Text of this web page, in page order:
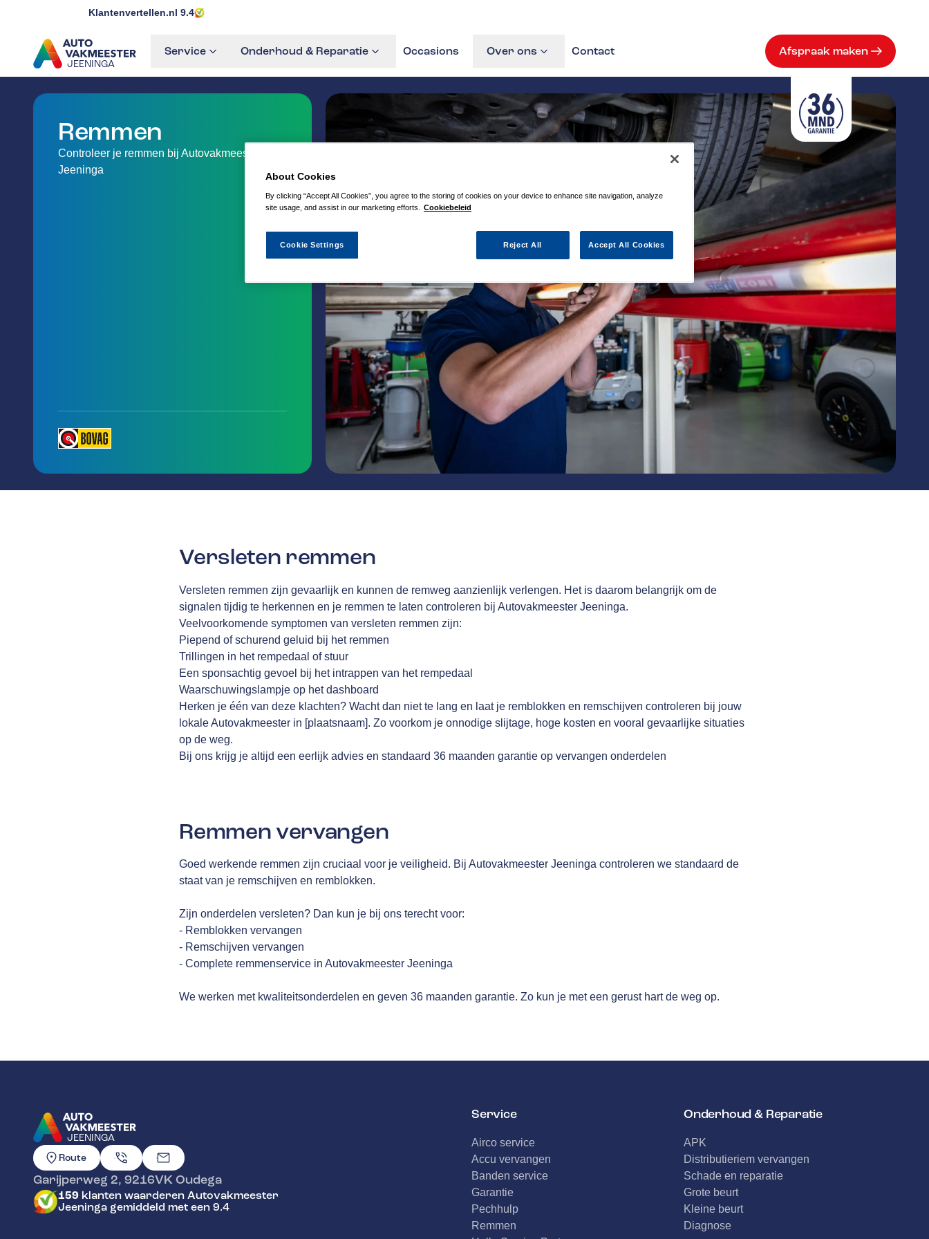
Klantenvertellen.nl 9.4
JEENINGA
GA NAAR DE HOMEPAGINA
Service Onderhoud & Reparatie Occasions Over ons Contact Afspraak maken
Remmen
Controleer je remmen bij Autovakmeester
Jeeninga
Versleten remmen
Versleten remmen zijn gevaarlijk en kunnen de remweg aanzienlijk verlengen. Het is daarom belangrijk om de
signalen tijdig te herkennen en je remmen te laten controleren bij Autovakmeester Jeeninga.
Veelvoorkomende symptomen van versleten remmen zijn:
Piepend of schurend geluid bij het remmen
Trillingen in het rempedaal of stuur
Een sponsachtig gevoel bij het intrappen van het rempedaal
Waarschuwingslampje op het dashboard
Herken je één van deze klachten? Wacht dan niet te lang en laat je remblokken en remschijven controleren bij jouw
lokale Autovakmeester in [plaatsnaam]. Zo voorkom je onnodige slijtage, hoge kosten en vooral gevaarlijke situaties
op de weg.
Bij ons krijg je altijd een eerlijk advies en standaard 36 maanden garantie op vervangen onderdelen
Remmen vervangen
Goed werkende remmen zijn cruciaal voor je veiligheid. Bij Autovakmeester Jeeninga controleren we standaard de
staat van je remschijven en remblokken.
Zijn onderdelen versleten? Dan kun je bij ons terecht voor:
- Remblokken vervangen
- Remschijven vervangen
- Complete remmenservice in Autovakmeester Jeeninga
We werken met kwaliteitsonderdelen en geven 36 maanden garantie. Zo kun je met een gerust hart de weg op.
JEENINGA
GA NAAR DE HOMEPAGINA
Route
Garijperweg 2, 9216VKOudega
159 klanten waarderen Autovakmeester
Jeeninga gemiddeld met een 9.4
Service
Airco service
Accu vervangen
Banden service
Garantie
Pechhulp
Remmen
Onderhoud & Reparatie
APK
Distributieriem vervangen
Schade en reparatie
Grote beurt
Kleine beurt
Diagnose
About Cookies
By clicking “Accept All Cookies”, you agree to the storing of cookies on your device to enhance site navigation, analyze
site usage, and assist in our marketing efforts.
Cookiebeleid
Reject All Accept All Cookies
Cookie Settings